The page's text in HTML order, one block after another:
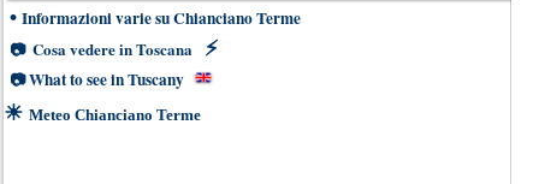
• Informazioni varie su Chianciano Terme
📷 Cosa vedere in Toscana ⚡
📷What to see in Tuscany
☀ Meteo Chianciano Terme